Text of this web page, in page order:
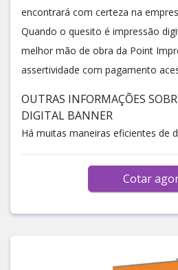
encontrará com certeza na
Quando o quesito é impressão
melhor mão de obra da Point
assertividade com pagamento
OUTRAS INFORMAÇÕES
DIGITAL BANNER
Há muitas maneiras eficientes de
Cotar